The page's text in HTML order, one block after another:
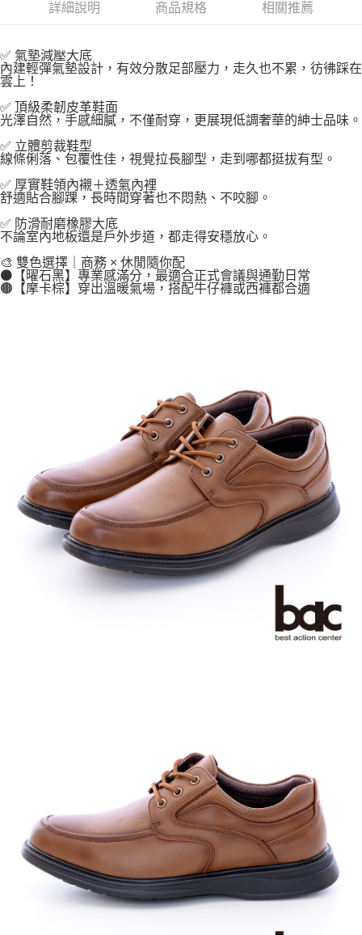
詳細說明 商品規格 相關推薦
✅ 氣墊減壓大底
內建輕彈氣墊設計，有效分散足部壓力，走久也不累，彷彿踩在
雲上！
✅ 頂級柔韌皮革鞋面
光澤自然，手感細膩，不僅耐穿，更展現低調奢華的紳士品味。
✅ 立體剪裁鞋型
線條俐落、包覆性佳，視覺拉長腳型，走到哪都挺拔有型。
✅ 厚實鞋領內襯＋透氣內裡
舒適貼合腳踝，長時間穿著也不悶熱、不咬腳。
✅ 防滑耐磨橡膠大底
不論室內地板還是戶外步道，都走得安穩放心。
🎨 雙色選擇｜商務 × 休閒隨你配
⚫【曜石黑】專業感滿分，最適合正式會議與通勤日常
🟤【摩卡棕】穿出溫暖氣場，搭配牛仔褲或西褲都合適